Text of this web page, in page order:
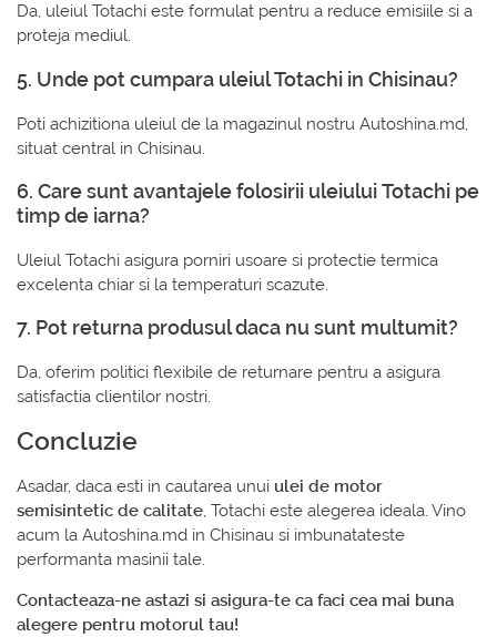
Da, uleiul Totachi este formulat pentru a reduce emisiile si a
proteja mediul.
5. Unde pot cumpara uleiul Totachi in Chisinau?
Poti achizitiona uleiul de la magazinul nostru Autoshina.md,
situat central in Chisinau.
6. Care sunt avantajele folosirii uleiului Totachi pe
timp de iarna?
Uleiul Totachi asigura porniri usoare si protectie termica
excelenta chiar si la temperaturi scazute.
7. Pot returna produsul daca nu sunt multumit?
Da, oferim politici flexibile de returnare pentru a asigura
satisfactia clientilor nostri.
Concluzie
Asadar, daca esti in cautarea unui ulei de motor
semisintetic de calitate, Totachi este alegerea ideala. Vino
acum la Autoshina.md in Chisinau si imbunatateste
performanta masinii tale.
Contacteaza-ne astazi si asigura-te ca faci cea mai buna
alegere pentru motorul tau!